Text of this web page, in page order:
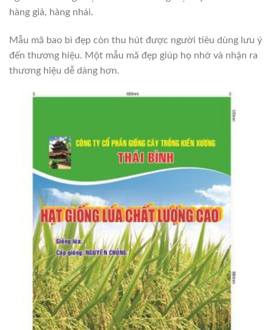
hàng giả, hàng nhái.
Mẫu mã bao bì đẹp còn thu hút được người tiêu dùng lưu ý
đến thương hiệu. Một mẫu mã đẹp giúp họ nhớ và nhận ra
thương hiệu dễ dàng hơn.